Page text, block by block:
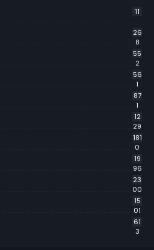
11
26
8
55
2
56
1
87
1
12
29
181
0
19
96
23
00
15
01
61
3